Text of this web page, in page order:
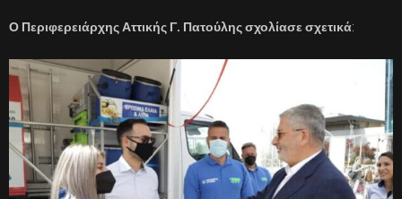
Ο Περιφερειάρχης Αττικής Γ. Πατούλης σχολίασε σχετικά: